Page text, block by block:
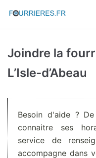
Aller
Joindre la
L’Isle-d’Abeau
Besoin d'aide ?
connaitre ses
service de
accompagne dans